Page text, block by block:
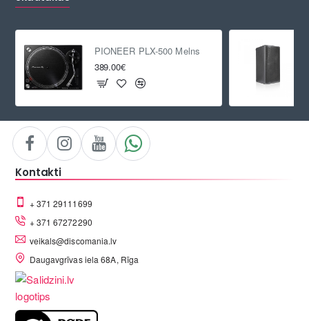
PIONEER PLX-500 Melns
389.00€
Kontakti
+ 371 29111699
+ 371 67272290
veikals@discomania.lv
Daugavgrīvas iela 68A, Rīga